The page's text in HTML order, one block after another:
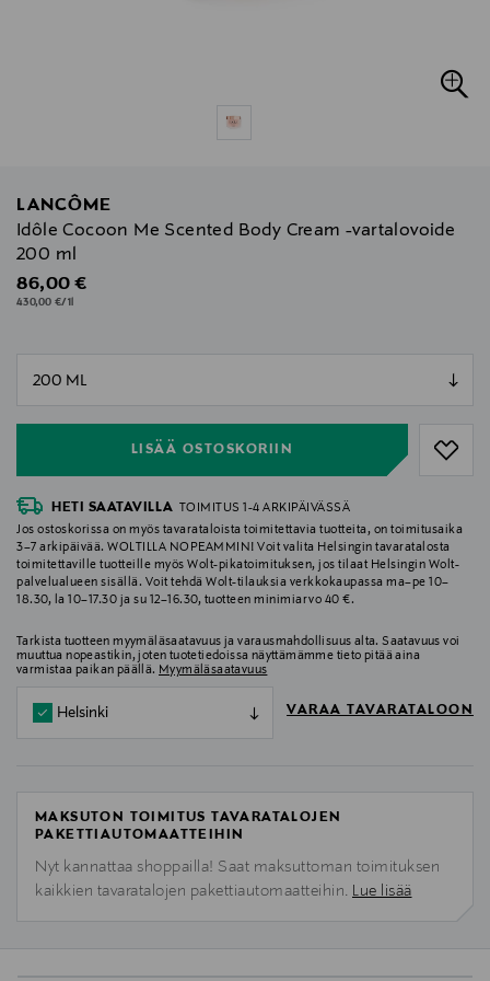
LANCÔME
Idôle Cocoon Me Scented Body Cream -vartalovoide
200 ml
Original Price
86,00 €
430,00 €/1l
LISÄÄ OSTOSKORIIN
HETI SAATAVILLA
TOIMITUS 1-4 ARKIPÄIVÄSSÄ
Jos ostoskorissa on myös tavarataloista toimitettavia tuotteita, on toimitusaika
3–7 arkipäivää. WOLTILLA NOPEAMMIN! Voit valita Helsingin tavaratalosta
toimitettaville tuotteille myös Wolt-pikatoimituksen, jos tilaat Helsingin Wolt-
palvelualueen sisällä. Voit tehdä Wolt-tilauksia verkkokaupassa ma–pe 10–
18.30, la 10–17.30 ja su 12–16.30, tuotteen minimiarvo 40 €.
Tarkista tuotteen myymäläsaatavuus ja varausmahdollisuus alta. Saatavuus voi
muuttua nopeastikin, joten tuotetiedoissa näyttämämme tieto pitää aina
varmistaa paikan päällä. Myymäläsaatavuus
Helsinki VARAA TAVARATALOON
MAKSUTON TOIMITUS TAVARATALOJEN
PAKETTIAUTOMAATTEIHIN
Nyt kannattaa shoppailla! Saat maksuttoman toimituksen
kaikkien tavaratalojen pakettiautomaatteihin. Lue lisää